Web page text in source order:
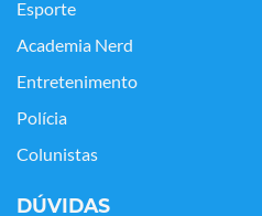
Esporte
Academia Nerd
Entretenimento
Polícia
Colunistas
DÚVIDAS